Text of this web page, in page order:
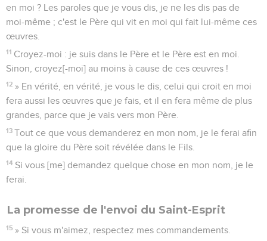
en moi ? Les paroles que je vous dis, je ne les dis pas de
moi-même ; c'est le Père qui vit en moi qui fait lui-même ces
œuvres.
11 Croyez-moi : je suis dans le Père et le Père est en moi.
Sinon, croyez[-moi] au moins à cause de ces œuvres !
12 » En vérité, en vérité, je vous le dis, celui qui croit en moi
fera aussi les œuvres que je fais, et il en fera même de plus
grandes, parce que je vais vers mon Père.
13 Tout ce que vous demanderez en mon nom, je le ferai afin
que la gloire du Père soit révélée dans le Fils.
14 Si vous [me] demandez quelque chose en mon nom, je le
ferai.
La promesse de l'envoi du Saint-Esprit
15 » Si vous m'aimez, respectez mes commandements.